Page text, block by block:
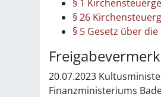
§ 1
§ 26
§ 5 Gesetz über
Freigabevermerk
20.07.2023
Finanzministeriums